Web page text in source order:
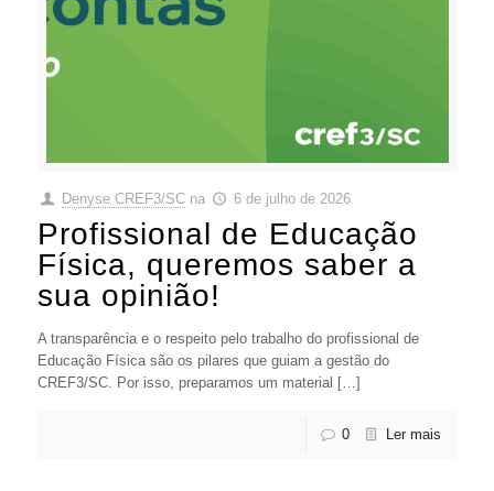
Denyse CREF3/SC na 6 de julho de 2026
Profissional de Educação
Física, queremos saber a
sua opinião!
A transparência e o respeito pelo trabalho do profissional de
Educação Física são os pilares que guiam a gestão do
CREF3/SC. Por isso, preparamos um material […]
0 Ler mais